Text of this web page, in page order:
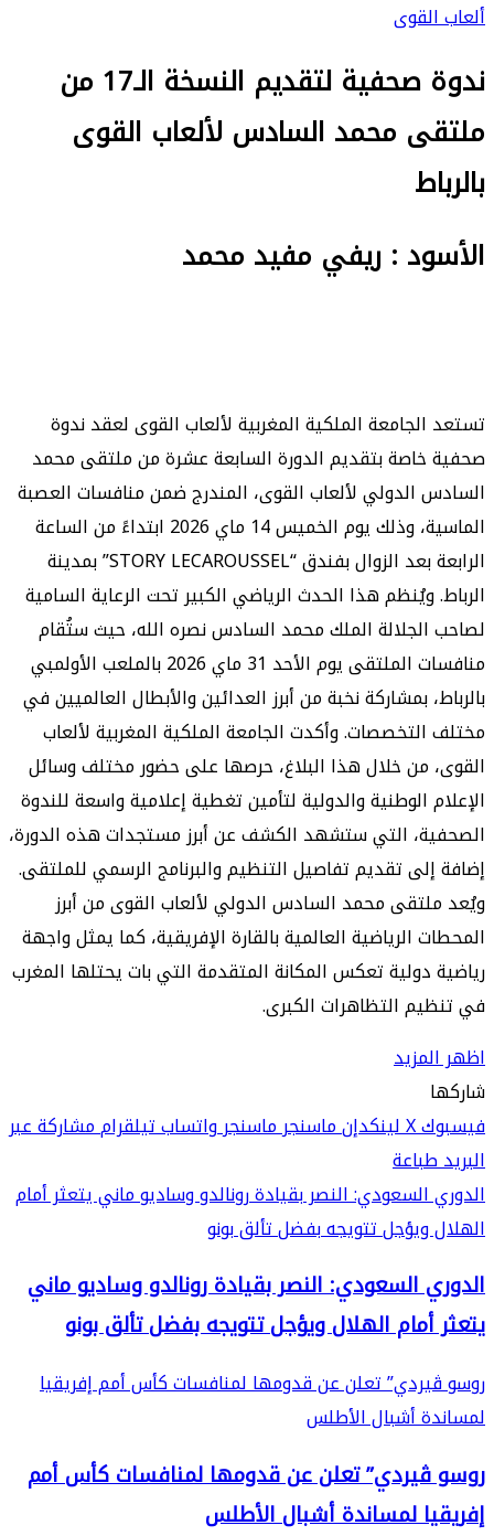
ألعاب القوى
ندوة صحفية لتقديم النسخة الـ17 من
ملتقى محمد السادس لألعاب القوى
بالرباط
الأسود : ريفي مفيد محمد
تستعد الجامعة الملكية المغربية لألعاب القوى لعقد ندوة
صحفية خاصة بتقديم الدورة السابعة عشرة من ملتقى محمد
السادس الدولي لألعاب القوى، المندرج ضمن منافسات العصبة
الماسية، وذلك يوم الخميس 14 ماي 2026 ابتداءً من الساعة
الرابعة بعد الزوال بفندق “STORY LECAROUSSEL” بمدينة
الرباط. ويُنظم هذا الحدث الرياضي الكبير تحت الرعاية السامية
لصاحب الجلالة الملك محمد السادس نصره الله، حيث ستُقام
منافسات الملتقى يوم الأحد 31 ماي 2026 بالملعب الأولمبي
بالرباط، بمشاركة نخبة من أبرز العدائين والأبطال العالميين في
مختلف التخصصات. وأكدت الجامعة الملكية المغربية لألعاب
القوى، من خلال هذا البلاغ، حرصها على حضور مختلف وسائل
الإعلام الوطنية والدولية لتأمين تغطية إعلامية واسعة للندوة
الصحفية، التي ستشهد الكشف عن أبرز مستجدات هذه الدورة،
إضافة إلى تقديم تفاصيل التنظيم والبرنامج الرسمي للملتقى.
ويُعد ملتقى محمد السادس الدولي لألعاب القوى من أبرز
المحطات الرياضية العالمية بالقارة الإفريقية، كما يمثل واجهة
رياضية دولية تعكس المكانة المتقدمة التي بات يحتلها المغرب
في تنظيم التظاهرات الكبرى.
اظهر المزيد
شاركها
فيسبوك‫Xلينكدإنماسنجرماسنجرواتسابتيلقراممشاركة عبر
البريدطباعة
الدوري السعودي: النصر بقيادة رونالدو وساديو ماني يتعثر أمام
الهلال ويؤجل تتويجه بفضل تألق بونو
الدوري السعودي: النصر بقيادة رونالدو وساديو ماني
يتعثر أمام الهلال ويؤجل تتويجه بفضل تألق بونو
روسو ڤيردي” تعلن عن قدومها لمنافسات كأس أمم إفريقيا
لمساندة أشبال الأطلس
روسو ڤيردي” تعلن عن قدومها لمنافسات كأس أمم
إفريقيا لمساندة أشبال الأطلس